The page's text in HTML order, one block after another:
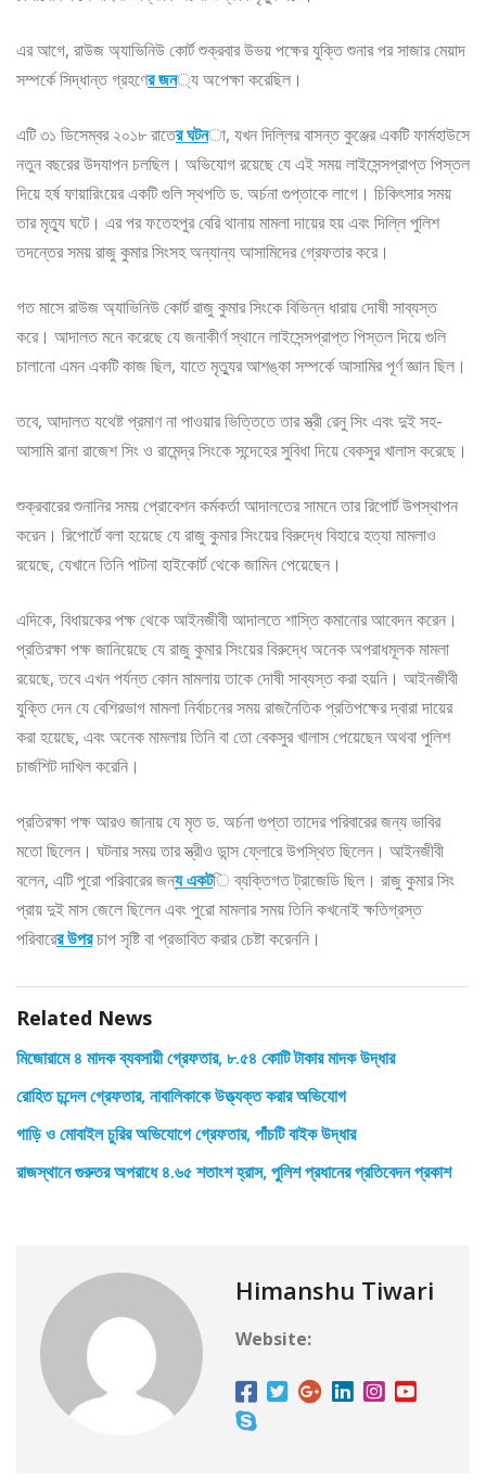
এর আগে, রাউজ অ্যাভিনিউ কোর্ট শুক্রবার উভয় পক্ষের যুক্তি শুনার পর সাজার মেয়াদ
সম্পর্কে সিদ্ধান্ত গ্রহণের জন্য অপেক্ষা করেছিল।
এটি ৩১ ডিসেম্বর ২০১৮ রাতের ঘটনা, যখন দিল্লির বাসন্ত কুঞ্জের একটি ফার্মহাউসে
নতুন বছরের উদযাপন চলছিল। অভিযোগ রয়েছে যে এই সময় লাইসেন্সপ্রাপ্ত পিস্তল
দিয়ে হর্ষ ফায়ারিংয়ের একটি গুলি স্থপতি ড. অর্চনা গুপ্তাকে লাগে। চিকিৎসার সময়
তার মৃত্যু ঘটে। এর পর ফতেহপুর বেরি থানায় মামলা দায়ের হয় এবং দিল্লি পুলিশ
তদন্তের সময় রাজু কুমার সিংসহ অন্যান্য আসামিদের গ্রেফতার করে।
গত মাসে রাউজ অ্যাভিনিউ কোর্ট রাজু কুমার সিংকে বিভিন্ন ধারায় দোষী সাব্যস্ত
করে। আদালত মনে করেছে যে জনাকীর্ণ স্থানে লাইসেন্সপ্রাপ্ত পিস্তল দিয়ে গুলি
চালানো এমন একটি কাজ ছিল, যাতে মৃত্যুর আশঙ্কা সম্পর্কে আসামির পূর্ণ জ্ঞান ছিল।
তবে, আদালত যথেষ্ট প্রমাণ না পাওয়ার ভিত্তিতে তার স্ত্রী রেনু সিং এবং দুই সহ-
আসামি রানা রাজেশ সিং ও রামেন্দ্র সিংকে সন্দেহের সুবিধা দিয়ে বেকসুর খালাস করেছে।
শুক্রবারের শুনানির সময় প্রোবেশন কর্মকর্তা আদালতের সামনে তার রিপোর্ট উপস্থাপন
করেন। রিপোর্টে বলা হয়েছে যে রাজু কুমার সিংয়ের বিরুদ্ধে বিহারে হত্যা মামলাও
রয়েছে, যেখানে তিনি পাটনা হাইকোর্ট থেকে জামিন পেয়েছেন।
এদিকে, বিধায়কের পক্ষ থেকে আইনজীবী আদালতে শাস্তি কমানোর আবেদন করেন।
প্রতিরক্ষা পক্ষ জানিয়েছে যে রাজু কুমার সিংয়ের বিরুদ্ধে অনেক অপরাধমূলক মামলা
রয়েছে, তবে এখন পর্যন্ত কোন মামলায় তাকে দোষী সাব্যস্ত করা হয়নি। আইনজীবী
যুক্তি দেন যে বেশিরভাগ মামলা নির্বাচনের সময় রাজনৈতিক প্রতিপক্ষের দ্বারা দায়ের
করা হয়েছে, এবং অনেক মামলায় তিনি বা তো বেকসুর খালাস পেয়েছেন অথবা পুলিশ
চার্জশিট দাখিল করেনি।
প্রতিরক্ষা পক্ষ আরও জানায় যে মৃত ড. অর্চনা গুপ্তা তাদের পরিবারের জন্য ভাবির
মতো ছিলেন। ঘটনার সময় তার স্ত্রীও ডান্স ফ্লোরে উপস্থিত ছিলেন। আইনজীবী
বলেন, এটি পুরো পরিবারের জন্য একটি ব্যক্তিগত ট্রাজেডি ছিল। রাজু কুমার সিং
প্রায় দুই মাস জেলে ছিলেন এবং পুরো মামলার সময় তিনি কখনোই ক্ষতিগ্রস্ত
পরিবারের উপরচাপ সৃষ্টি বা প্রভাবিত করার চেষ্টা করেননি।
Related News
মিজোরামে ৪ মাদক ব্যবসায়ী গ্রেফতার, ৮.৫৪ কোটি টাকার মাদক উদ্ধার
রোহিত চন্দেল গ্রেফতার, নাবালিকাকে উত্ত্যক্ত করার অভিযোগ
গাড়ি ও মোবাইল চুরির অভিযোগে গ্রেফতার, পাঁচটি বাইক উদ্ধার
রাজস্থানে গুরুতর অপরাধে ৪.৬৫ শতাংশ হ্রাস, পুলিশ প্রধানের প্রতিবেদন প্রকাশ
Himanshu Tiwari
Website: